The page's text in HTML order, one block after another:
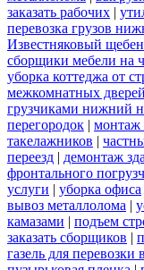
заказать рабочих |
перевозка грузов
Известняковый
сборщики мебели на
уборка коттеджа от
межкомнатных дверей
грузчиками нижний
перегородок | монтаж
такелажников |
переезд | демонтаж
фронтального
услуги | уборка офиса
вывоз металлолома |
камазами | подъем
заказать сборщиков |
газель для